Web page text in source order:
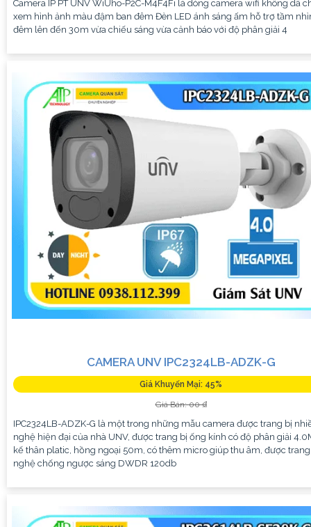
Camera IP PT UNV WiUho-P2C-M4F4Fi là dòng camera wifi không dâ
xem hình ảnh màu đậm ban đêm Đèn LED ánh sáng ấm hỗ trợ tầm
đêm lên đến 30m vừa chiếu sáng vừa cảnh báo với độ phân giải 4
CAMERA UNV IPC2324LB-ADZK-G
Giá Khuyến Mại: 45%
Giá Bán: 00 ₫
IPC2324LB-ADZK-G là một trong những mẫu camera được trang bị
nghệ hiện đại của nhà UNV, được trang bị ống kính có độ phân giải
kế thân platic, hồng ngoại 50m, có thêm micro giúp thu âm, được
nghệ chống ngược sáng DWDR 120db